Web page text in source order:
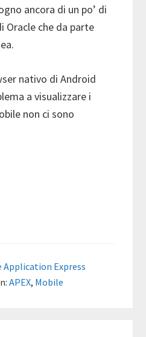
ancora di un po’ di
Oracle che da parte
nativo di Android
a visualizzare i
non ci sono
Application Express
APEX, Mobile